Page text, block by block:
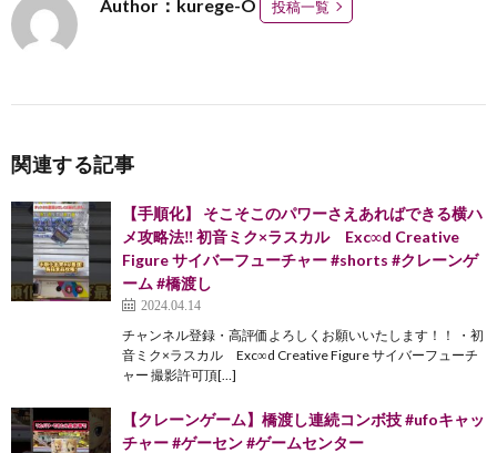
Author：kurege-O 投稿一覧
関連する記事
【手順化】 そこそこのパワーさえあればできる横ハ
メ攻略法‼︎ 初音ミク×ラスカル Exc∞d Creative
Figure サイバーフューチャー #shorts #クレーンゲ
ーム #橋渡し
2024.04.14
チャンネル登録・高評価よろしくお願いいたします！！ ・初
音ミク×ラスカル Exc∞d Creative Figure サイバーフューチ
ャー 撮影許可頂[…]
【クレーンゲーム】橋渡し連続コンボ技 #ufoキャッ
チャー #ゲーセン #ゲームセンター